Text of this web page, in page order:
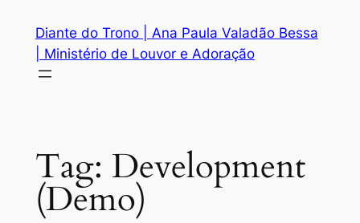
conteúdo
Diante do Trono | Ana Paula Valadão Bessa
| Ministério de Louvor e Adoração
Tag: Development
(Demo)